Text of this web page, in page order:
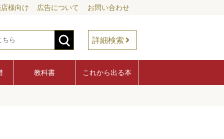
様向け 広告について お問い合わせ
詳細検索
教科書 これから出る本